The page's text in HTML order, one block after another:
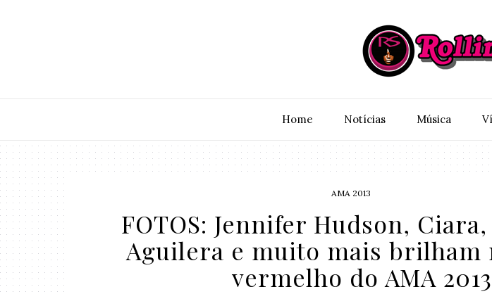
Home Notí­cias Música
AMA 2013
FOTOS: Jennifer Hudson,
Aguilera e muito mais brilham
vermelho do AMA 2013